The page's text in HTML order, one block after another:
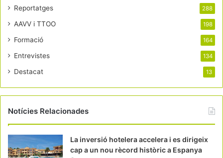
Reportatges 288
AAVV i TTOO 198
Formació 164
Entrevistes 134
Destacat 13
Notícies Relacionades
La inversió hotelera accelera i es dirigeix
cap a un nou rècord històric a Espanya